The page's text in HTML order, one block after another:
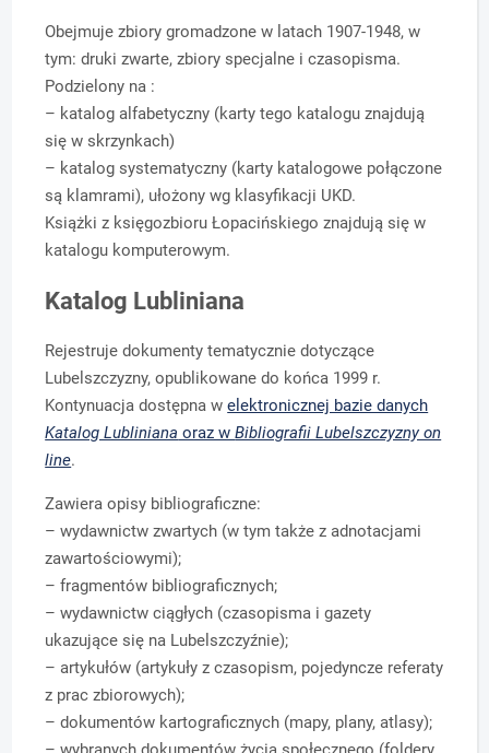
Obejmuje zbiory gromadzone w latach 1907-1948, w
tym: druki zwarte, zbiory specjalne i czasopisma.
Podzielony na :
– katalog alfabetyczny (karty tego katalogu znajdują
się w skrzynkach)
– katalog systematyczny (karty katalogowe połączone
są klamrami), ułożony wg klasyfikacji UKD.
Książki z księgozbioru Łopacińskiego znajdują się w
katalogu komputerowym.
Katalog Lubliniana
Rejestruje dokumenty tematycznie dotyczące
Lubelszczyzny, opublikowane do końca 1999 r.
Kontynuacja dostępna welektronicznej bazie danych
Katalog Lubliniana oraz wBibliografii Lubelszczyzny on
line.
Zawiera opisy bibliograficzne:
– wydawnictw zwartych (w tym także z adnotacjami
zawartościowymi);
– fragmentów bibliograficznych;
– wydawnictw ciągłych (czasopisma i gazety
ukazujące się na Lubelszczyźnie);
– artykułów (artykuły z czasopism, pojedyncze referaty
z prac zbiorowych);
– dokumentów kartograficznych (mapy, plany, atlasy);